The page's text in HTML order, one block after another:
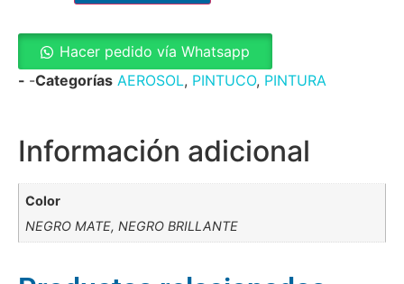
Hacer pedido vía Whatsapp
- -Categorías AEROSOL, PINTUCO, PINTURA
Información adicional
Color
NEGRO MATE, NEGRO BRILLANTE